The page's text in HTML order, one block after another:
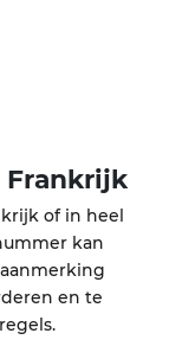
Frankrijk
of in heel
kan
en te